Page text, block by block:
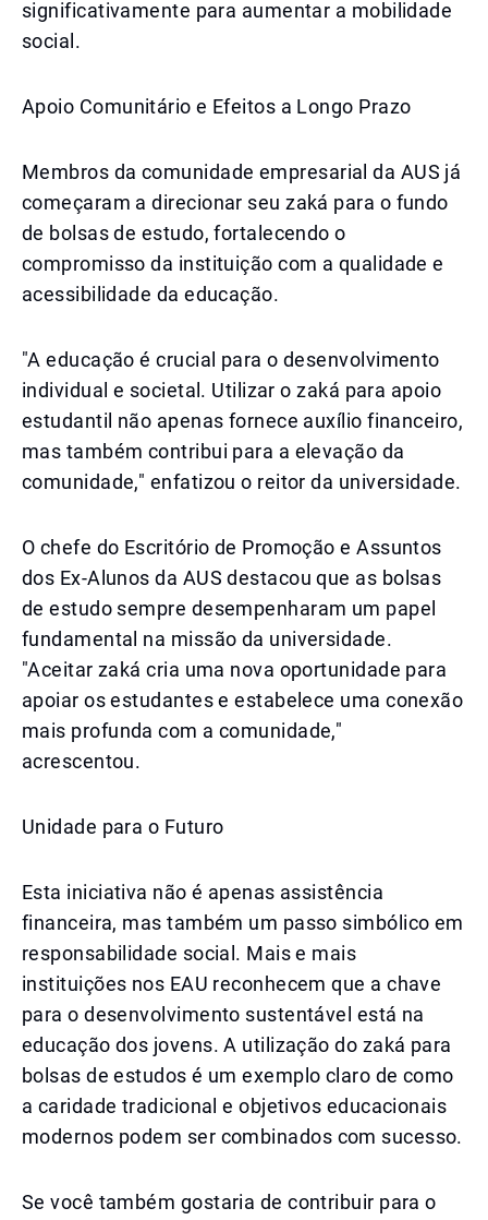
significativamente para aumentar a mobilidade
social.
Apoio Comunitário e Efeitos a Longo Prazo
Membros da comunidade empresarial da AUS já
começaram a direcionar seu zaká para o fundo
de bolsas de estudo, fortalecendo o
compromisso da instituição com a qualidade e
acessibilidade da educação.
"A educação é crucial para o desenvolvimento
individual e societal. Utilizar o zaká para apoio
estudantil não apenas fornece auxílio financeiro,
mas também contribui para a elevação da
comunidade," enfatizou o reitor da universidade.
O chefe do Escritório de Promoção e Assuntos
dos Ex-Alunos da AUS destacou que as bolsas
de estudo sempre desempenharam um papel
fundamental na missão da universidade.
"Aceitar zaká cria uma nova oportunidade para
apoiar os estudantes e estabelece uma conexão
mais profunda com a comunidade,"
acrescentou.
Unidade para o Futuro
Esta iniciativa não é apenas assistência
financeira, mas também um passo simbólico em
responsabilidade social. Mais e mais
instituições nos EAU reconhecem que a chave
para o desenvolvimento sustentável está na
educação dos jovens. A utilização do zaká para
bolsas de estudos é um exemplo claro de como
a caridade tradicional e objetivos educacionais
modernos podem ser combinados com sucesso.
Se você também gostaria de contribuir para o